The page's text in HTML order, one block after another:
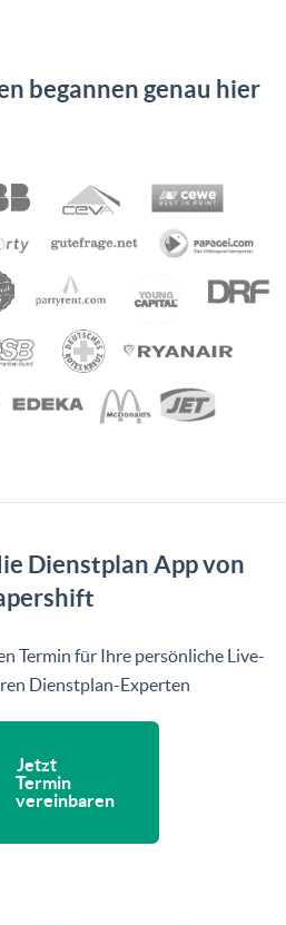
begannen genau hier
Dienstplan App von
Termin für Ihre persönliche Live-
Dienstplan-Experten
Jetzt
Termin
vereinbaren